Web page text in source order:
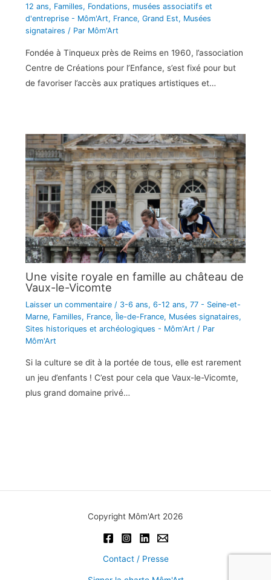
12 ans, Familles, Fondations, musées associatifs et
d'entreprise - Môm'Art, France, Grand Est, Musées
signataires / Par Môm'Art
Fondée à Tinqueux près de Reims en 1960, l’association
Centre de Créations pour l’Enfance, s’est fixé pour but
de favoriser l’accès aux pratiques artistiques et…
Une visite royale en famille au château de
Vaux-le-Vicomte
Laisser un commentaire / 3-6 ans, 6-12 ans, 77 - Seine-et-
Marne, Familles, France, Île-de-France, Musées signataires,
Sites historiques et archéologiques - Môm'Art / Par
Môm'Art
Si la culture se dit à la portée de tous, elle est rarement
un jeu d’enfants ! C’est pour cela que Vaux-le-Vicomte,
plus grand domaine privé…
Copyright Môm'Art 2026
Contact / Presse